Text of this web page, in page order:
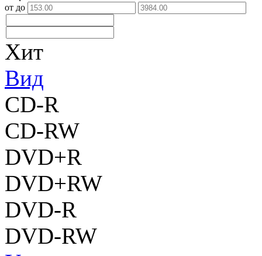
от до
Хит
Вид
CD-R
CD-RW
DVD+R
DVD+RW
DVD-R
DVD-RW